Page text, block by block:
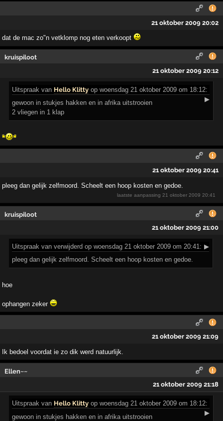
21 oktober 2009 20:02
dat de mac zo"n vetklomp nog eten verkoopt
kruispiloot
21 oktober 2009 20:12
Uitspraak van Hello Klitty op woensdag 21 oktober 2009 om 18:12:
▶
gewoon in stukjes hakken en in afrika uitstrooien
2 vliegen in 1 klap
21 oktober 2009 20:41
pleeg dan gelijk zelfmoord. Scheelt een hoop kosten en gedoe.
laatste aanpassing21 oktober 2009 20:41
kruispiloot
21 oktober 2009 21:00
Uitspraak van verwijderd op woensdag 21 oktober 2009 om 20:41: ▶
pleeg dan gelijk zelfmoord. Scheelt een hoop kosten en gedoe.
hoe
ophangen zeker
21 oktober 2009 21:09
Ik bedoel voordat ie zo dik werd natuurlijk.
Ellen~~
21 oktober 2009 21:18
Uitspraak van Hello Klitty op woensdag 21 oktober 2009 om 18:12:
▶
gewoon in stukjes hakken en in afrika uitstrooien